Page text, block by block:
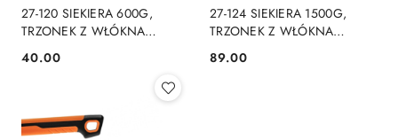
27-120 SIEKIERA 600G,
TRZONEK Z WŁÓKNA
SZKLANEGO NEO TOOLS
Cena:
40.00
27-124 SIEKIERA 1500G,
TRZONEK Z WŁÓKNA
SZKLANEGO NEO TOOLS
Cena:
89.00